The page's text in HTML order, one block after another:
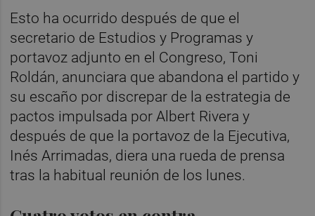
Esto ha ocurrido después de que el
secretario de Estudios y Programas y
portavoz adjunto en el Congreso, Toni
Roldán, anunciara que abandona el partido y
su escaño por discrepar de la estrategia de
pactos impulsada por Albert Rivera y
después de que la portavoz de la Ejecutiva,
Inés Arrimadas, diera una rueda de prensa
tras la habitual reunión de los lunes.